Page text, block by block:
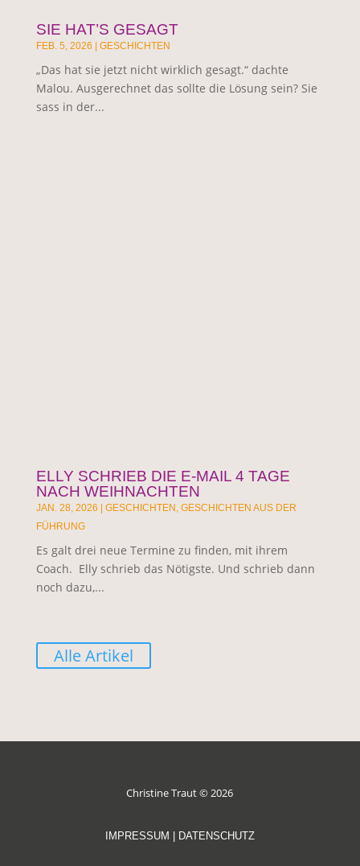
SIE HAT’S GESAGT
FEB. 5, 2026 | GESCHICHTEN
„Das hat sie jetzt nicht wirklich gesagt.“ dachte
Malou. Ausgerechnet das sollte die Lösung sein? Sie
sass in der...
ELLY SCHRIEB DIE E-MAIL 4 TAGE
NACH WEIHNACHTEN
JAN. 28, 2026 | GESCHICHTEN GESCHICHTEN AUS DER
FÜHRUNG
Es galt drei neue Termine zu finden, mit ihrem
Coach. Elly schrieb das Nötigste. Und schrieb dann
noch dazu,...
Alle Artikel
Christine Traut © 2026
IMPRESSUM | DATENSCHUTZ